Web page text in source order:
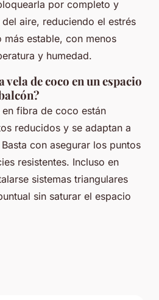
por completo y
aire, reduciendo el estrés
más estable, con menos
y humedad.
de coco en un espacio
fibra de coco están
reducidos y se adaptan a
con asegurar los puntos
resistentes. Incluso en
sistemas triangulares
sin saturar el espacio